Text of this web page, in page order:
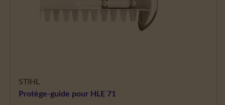
STIHL
Protège-guide pour HLE 71